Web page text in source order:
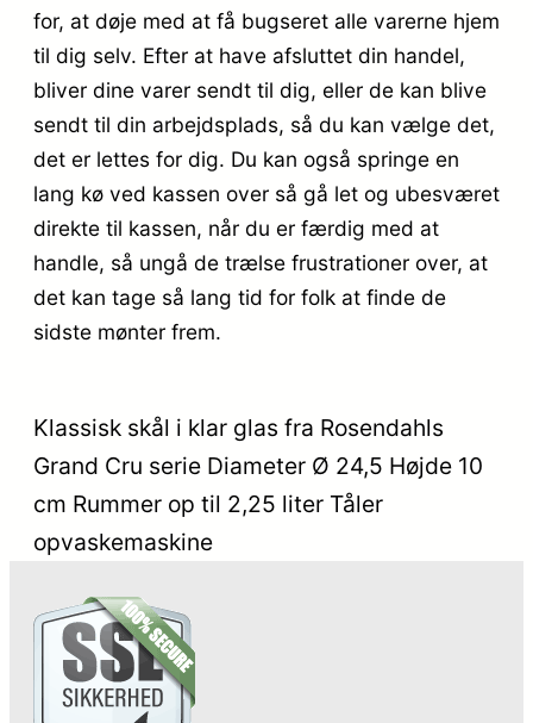
for, at døje med at få bugseret alle varerne hjem
til dig selv. Efter at have afsluttet din handel,
bliver dine varer sendt til dig, eller de kan blive
sendt til din arbejdsplads, så du kan vælge det,
det er lettes for dig. Du kan også springe en
lang kø ved kassen over så gå let og ubesværet
direkte til kassen, når du er færdig med at
handle, så ungå de trælse frustrationer over, at
det kan tage så lang tid for folk at finde de
sidste mønter frem.
Klassisk skål i klar glas fra Rosendahls
Grand Cru serie Diameter Ø 24,5 Højde 10
cm Rummer op til 2,25 liter Tåler
opvaskemaskine